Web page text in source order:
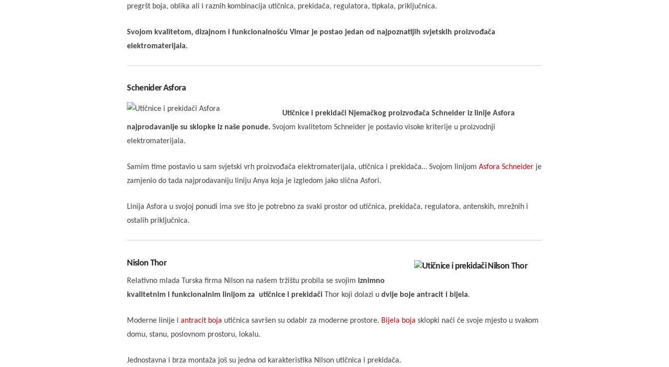
pregršt boja, oblika ali i raznih kombinacija utičnica, prekidača, regulatora, tipkala, priključnica.
Svojom kvalitetom, dizajnom i funkcionalnošću Vimar je postao jedan od najpoznatijih svjetskih proizvođača
elektromaterijala.
Schenider Asfora
Utičnice i prekidači Njemačkog proizvođača Schneider iz linije Asfora
najprodavanije su sklopke iz naše ponude. Svojom kvalitetom Schneider je postavio visoke kriterije u proizvodnji
elektromaterijala.
Samim time postavio u sam svjetski vrh proizvođača elektromaterijala, utičnica i prekidača… Svojom linijomAsfora Schneider je
zamjenio do tada najprodavaniju liniju Anya koja je izgledom jako slična Asfori.
Linija Asfora u svojoj ponudi ima sve što je potrebno za svaki prostor od utičnica, prekidača, regulatora, antenskih, mrežnih i
ostalih priključnica.
Nislon Thor
Relativno mlada Turska firma Nilson na našem tržištu probila se svojimiznimno
kvalitetnim i funkcionalnim linijom za utičnice i prekidači Thor koji dolazi udvije boje antracit i bijela.
Moderne linije iantracit boja utičnica savršen su odabir za moderne prostore. Bijela boja sklopki naći će svoje mjesto u svakom
domu, stanu, poslovnom prostoru, lokalu.
Jednostavna i brza montaža još su jedna od karakteristika Nilson utičnica i prekidača.